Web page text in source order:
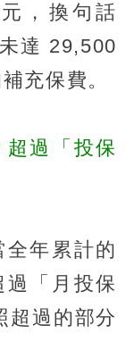
，換句話
達 29,500
充保費。
過「投保
年累計的
「月投保
超過的部分